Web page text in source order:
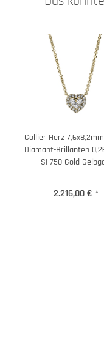
Collier Herz
Diamant-Brillanten
SI 750 Gold
2.216,00 € *